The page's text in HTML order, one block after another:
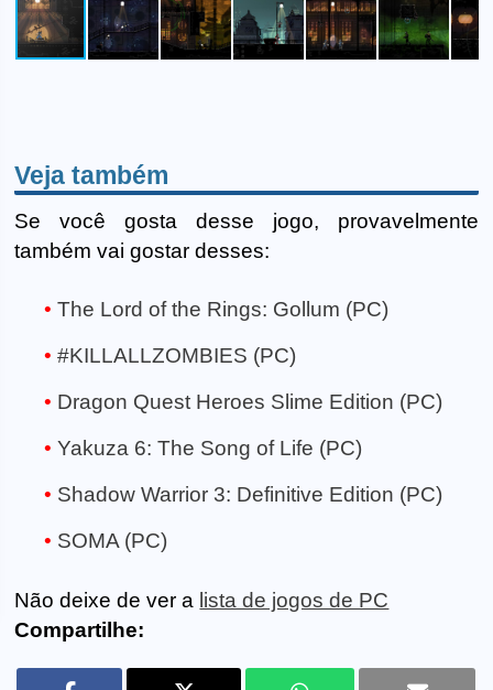
Veja também
Se você gosta desse jogo, provavelmente
também vai gostar desses:
The Lord of the Rings: Gollum (PC)
#KILLALLZOMBIES (PC)
Dragon Quest Heroes Slime Edition (PC)
Yakuza 6: The Song of Life (PC)
Shadow Warrior 3: Definitive Edition (PC)
SOMA (PC)
Não deixe de ver a lista de jogos de PC
Compartilhe: